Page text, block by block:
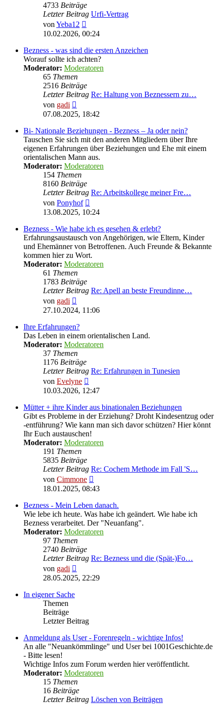
4733 Beiträge
Letzter Beitrag Urfi-Vertrag
von Yeba12
Beitrag
10.02.2026, 00:24
Bezness - was sind die ersten Anzeichen
Worauf sollte ich achten?
Moderator: Moderatoren
65 Themen
2516 Beiträge
Letzter Beitrag Re: Haltung von Beznessern zu…
von gadi
Beitrag
07.08.2025, 18:42
Bi- Nationale Beziehungen - Bezness – Ja oder nein?
Tauschen Sie sich mit den anderen Mitgliedern über Ihre
eigenen Erfahrungen über Beziehungen und Ehe mit einem
orientalischen Mann aus.
Moderator: Moderatoren
154 Themen
8160 Beiträge
Letzter Beitrag Re: Arbeitskollege meiner Fre…
von Ponyhof
Beitrag
13.08.2025, 10:24
Bezness - Wie habe ich es gesehen & erlebt?
Erfahrungsaustausch von Angehörigen, wie Eltern, Kinder
und Ehemänner von Betroffenen. Auch Freunde & Bekannte
kommen hier zu Wort.
Moderator: Moderatoren
61 Themen
1783 Beiträge
Letzter Beitrag Re: Apell an beste Freundinne…
von gadi
Beitrag
27.10.2024, 11:06
Ihre Erfahrungen?
Das Leben in einem orientalischen Land.
Moderator: Moderatoren
37 Themen
1176 Beiträge
Letzter Beitrag Re: Erfahrungen in Tunesien
von Evelyne
Beitrag
10.03.2026, 12:47
Mütter + ihre Kinder aus binationalen Beziehungen
Gibt es Probleme in der Erziehung? Droht Kindesentzug oder
-entführung? Wie kann man sich davor schützen? Hier könnt
Ihr Euch austauschen!
Moderator: Moderatoren
191 Themen
5835 Beiträge
Letzter Beitrag Re: Cochem Methode im Fall 'S…
von Cimmone
Beitrag
18.01.2025, 08:43
Bezness - Mein Leben danach.
Wie lebe ich heute. Was habe ich geändert. Wie habe ich
Bezness verarbeitet. Der "Neuanfang".
Moderator: Moderatoren
97 Themen
2740 Beiträge
Letzter Beitrag Re: Bezness und die (Spät-)Fo…
von gadi
Beitrag
28.05.2025, 22:29
In eigener Sache
Themen
Beiträge
Letzter Beitrag
Anmeldung als User - Forenregeln - wichtige Infos!
An alle "Neuankömmlinge" und User bei 1001Geschichte.de
- Bitte lesen!
Wichtige Infos zum Forum werden hier veröffentlicht.
Moderator: Moderatoren
15 Themen
16 Beiträge
Letzter Beitrag Löschen von Beiträgen